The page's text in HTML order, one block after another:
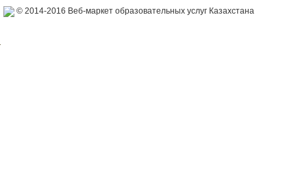
© 2014-2016 Веб-маркет образовательных услуг Казахстана